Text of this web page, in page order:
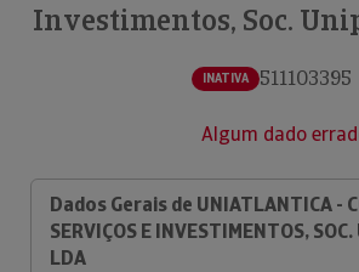
Investimentos, Soc.
INATIVA 511103395
Algum dado
Dados Gerais de UNIATLANTICA -
SERVIÇOS E INVESTIMENTOS,
LDA